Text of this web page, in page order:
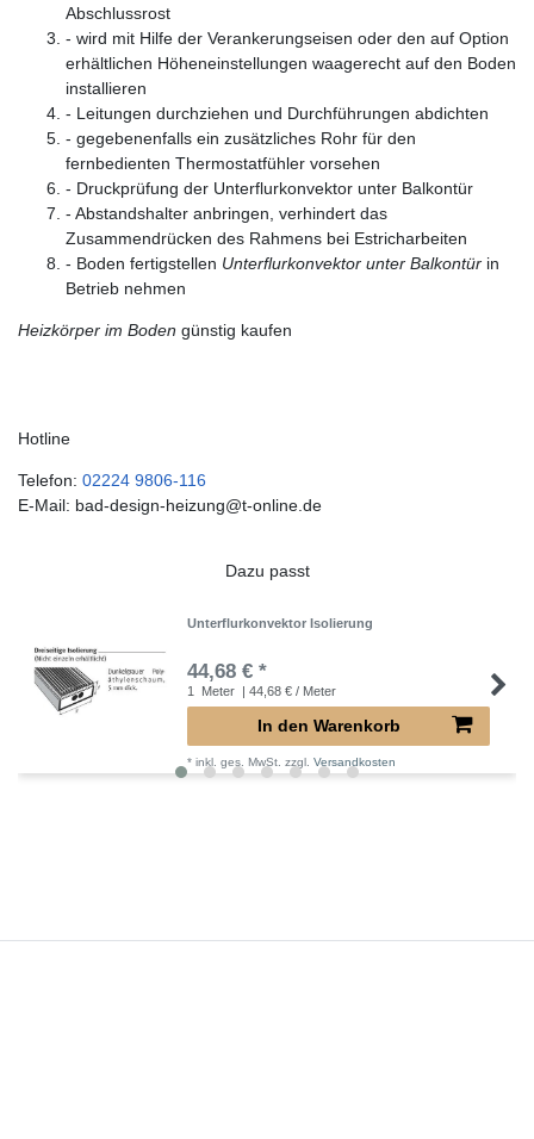
Abschlussrost
- wird mit Hilfe der Verankerungseisen oder den auf Option
erhältlichen Höheneinstellungen waagerecht auf den Boden
installieren
- Leitungen durchziehen und Durchführungen abdichten
- gegebenenfalls ein zusätzliches Rohr für den
fernbedienten Thermostatfühler vorsehen
- Druckprüfung der Unterflurkonvektor unter Balkontür
- Abstandshalter anbringen, verhindert das
Zusammendrücken des Rahmens bei Estricharbeiten
- Boden fertigstellen Unterflurkonvektor unter Balkontür in
Betrieb nehmen
Heizkörper im Boden günstig kaufen
Hotline
Telefon: 02224 9806-116
E-Mail: bad-design-heizung@t-online.de
Dazu passt
Unterflurkonvektor Isolierung
44,68 € *
1 Meter | 44,68 € / Meter
In den Warenkorb
*inkl. ges. MwSt. zzgl.Versandkosten